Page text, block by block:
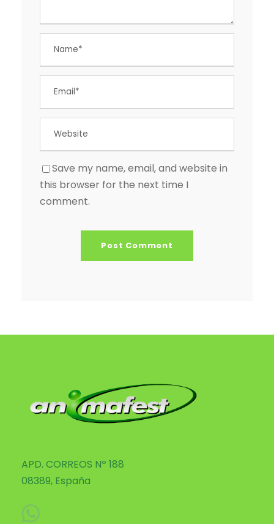
Save my name, email, and website in
this browser for the next time I
comment.
APD. CORREOS Nº 188
08389, España